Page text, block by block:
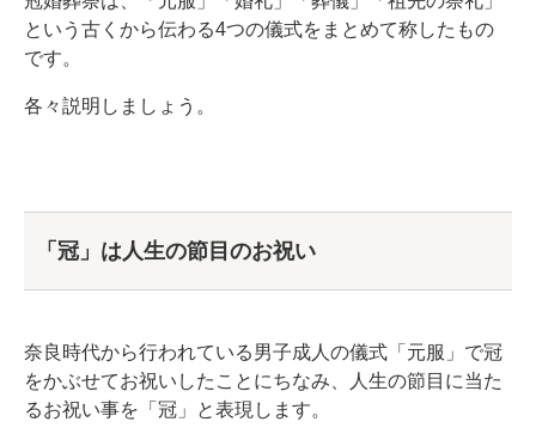
という古くから伝わる4つの儀式をまとめて称したもの
です。
各々説明しましょう。
「冠」は人生の節目のお祝い
奈良時代から行われている男子成人の儀式「元服」で冠
をかぶせてお祝いしたことにちなみ、人生の節目に当た
るお祝い事を「冠」と表現します。